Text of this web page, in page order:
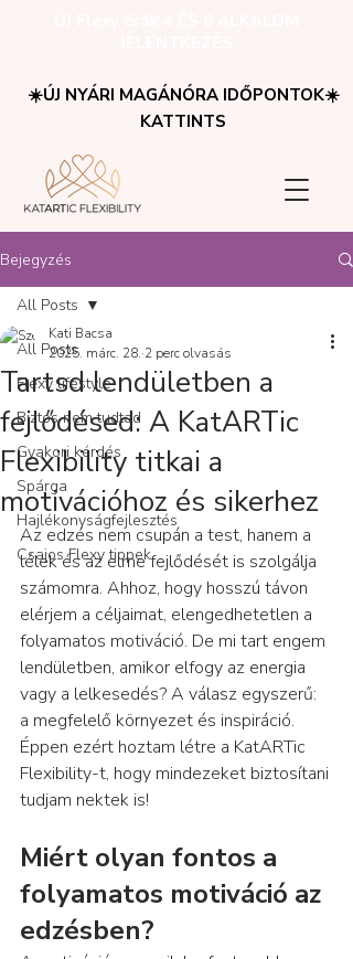
☀️ÚJ NYÁRI MAGÁNÓRA IDŐPONTOK☀️
KATTINTS
Bejegyzés
All Posts
Flexy lifestyle
Biztos nem tudtad
Gyakori kérdés
Spárga
Hajlékonyságfejlesztés
Csajos Flexy tippek
All Posts
Tartsd lendületben a
fejlődésed: A KatARTic
Flexibility titkai a
motivációhoz és sikerhez
Kati Bacsa
2025. márc. 28. 2 perc olvasás
Az edzés nem csupán a test, hanem a
lélek és az elme fejlődését is szolgálja
számomra. Ahhoz, hogy hosszú távon
elérjem a céljaimat, elengedhetetlen a
folyamatos motiváció. De mi tart engem
lendületben, amikor elfogy az energia
vagy a lelkesedés? A válasz egyszerű:
a megfelelő környezet és inspiráció.
Éppen ezért hoztam létre a KatARTic
Flexibility-t, hogy mindezeket biztosítani
tudjam nektek is!
Miért olyan fontos a
folyamatos motiváció az
edzésben?